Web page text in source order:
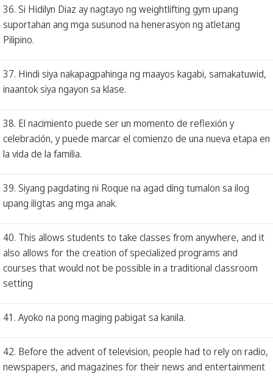
36. Si Hidilyn Diaz ay nagtayo ng weightlifting gym upang
suportahan ang mga susunod na henerasyon ng atletang
Pilipino.
37. Hindi siya nakapagpahinga ng maayos kagabi, samakatuwid,
inaantok siya ngayon sa klase.
38. El nacimiento puede ser un momento de reflexión y
celebración, y puede marcar el comienzo de una nueva etapa en
la vida de la familia.
39. Siyang pagdating ni Roque na agad ding tumalon sa ilog
upang iligtas ang mga anak.
40. This allows students to take classes from anywhere, and it
also allows for the creation of specialized programs and
courses that would not be possible in a traditional classroom
setting
41. Ayoko na pong maging pabigat sa kanila.
42. Before the advent of television, people had to rely on radio,
newspapers, and magazines for their news and entertainment